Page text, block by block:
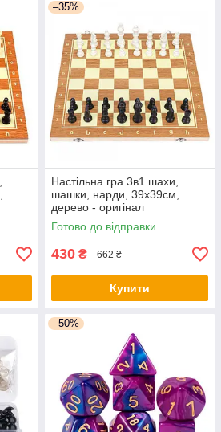
–35%
Настільна гра 3в1 шахи,
шашки, нарди, 39x39см,
дерево - оригінал
Готово до відправки
430 ₴ 662 ₴
Купити
–50%